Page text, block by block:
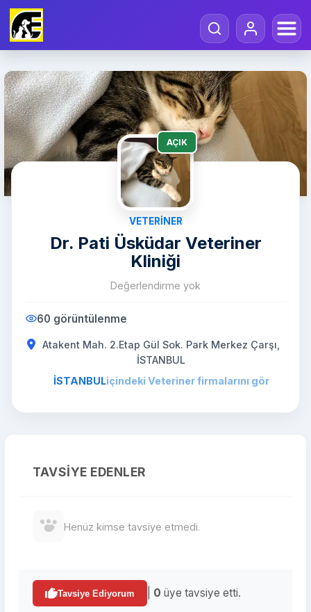
AÇIK
VETERINER
Dr. Pati Üsküdar Veteriner
Kliniği
Değerlendirme yok
60 görüntülenme
Atakent Mah. 2.Etap Gül Sok. Park Merkez Çarşı,
İSTANBUL
İSTANBULiçindeki Veteriner firmalarını gör
TAVSIYE EDENLER
Henüz kimse tavsiye etmedi.
Tavsiye Ediyorum 0 üye tavsiye etti.